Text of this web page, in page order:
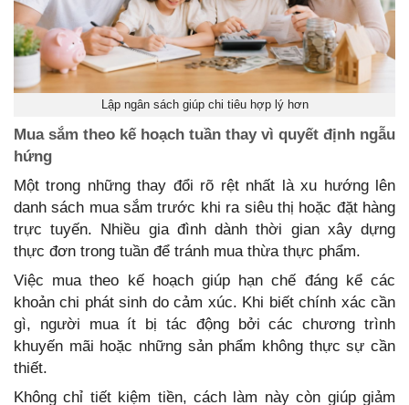
Lập ngân sách giúp chi tiêu hợp lý hơn
Mua sắm theo kế hoạch tuần thay vì quyết định ngẫu
hứng
Một trong những thay đổi rõ rệt nhất là xu hướng lên
danh sách mua sắm trước khi ra siêu thị hoặc đặt hàng
trực tuyến. Nhiều gia đình dành thời gian xây dựng
thực đơn trong tuần để tránh mua thừa thực phẩm.
Việc mua theo kế hoạch giúp hạn chế đáng kể các
khoản chi phát sinh do cảm xúc. Khi biết chính xác cần
gì, người mua ít bị tác động bởi các chương trình
khuyến mãi hoặc những sản phẩm không thực sự cần
thiết.
Không chỉ tiết kiệm tiền, cách làm này còn giúp giảm